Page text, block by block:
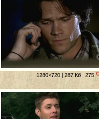
1280×720 | 287 Кб | 275